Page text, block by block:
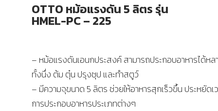
OTTO หม้อแรงดัน 5 ลิตร รุ่น
HMEL-PC – 225
– หม้อแรงดันเอนกประสงค์ สามารถประกอบอาหารได้หล
ทั้งนึ่ง ต้ม ตุ๋น ปรุงซุป และทำสตูว์
– มีความจุขนาด 5 ลิตร ช่วยให้อาหารสุกเร็วขึ้น ประหยัดเ
การประกอบอาหารประเภทต่างๆ